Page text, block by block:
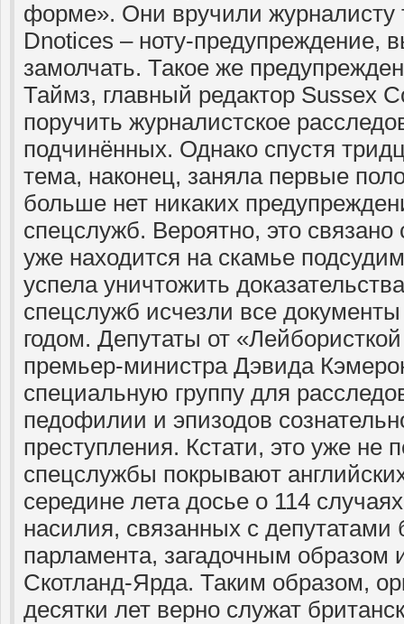
форме». Они вручили журналисту
Dnotices – ноту-предупреждение,
замолчать. Такое же
Таймз, главный редактор Sussex
поручить журналистское
подчинённых. Однако спустя
тема, наконец, заняла первые
больше нет никаких
спецслужб. Вероятно, это связано
уже находится на скамье
успела уничтожить
спецслужб исчезли все
годом. Депутаты от
премьер-министра Дэвида
специальную группу для
педофилии и эпизодов
преступления. Кстати, это уже не
спецслужбы покрывают
середине лета досье о 114
насилия, связанных с депутатами
парламента, загадочным образом
Скотланд-Ярда. Таким образом,
десятки лет верно служат